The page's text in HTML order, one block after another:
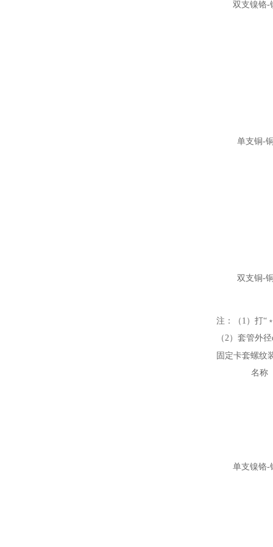
双支镍铬-
单支铜-
双支铜-
注：（1）打
（2）套管外
固定卡套螺纹
名称
单支镍铬-